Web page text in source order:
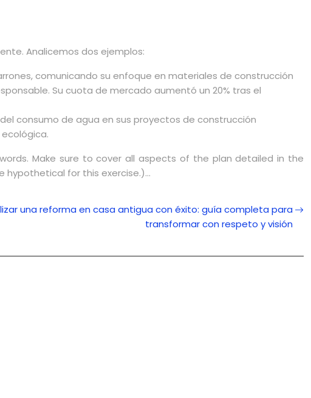
Analicemos dos ejemplos:
comunicando su enfoque en materiales de construcción
Su cuota de mercado aumentó un 20% tras el
consumo de agua en sus proyectos de construcción
Make sure to cover all aspects of the plan detailed in the
hypothetical for this exercise.)…
una reforma en casa antigua con éxito: guía completa para
transformar con respeto y visión